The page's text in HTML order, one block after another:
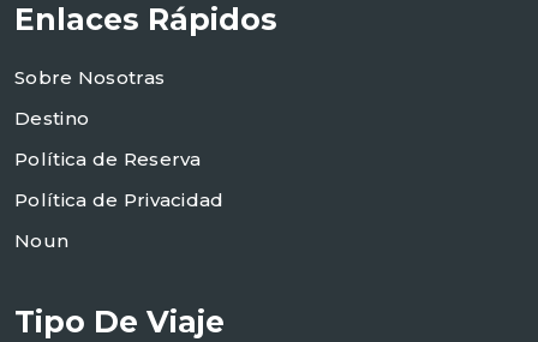
Enlaces Rápidos
Sobre Nosotras
Destino
Política de Reserva
Política de Privacidad
Noun
Tipo De Viaje